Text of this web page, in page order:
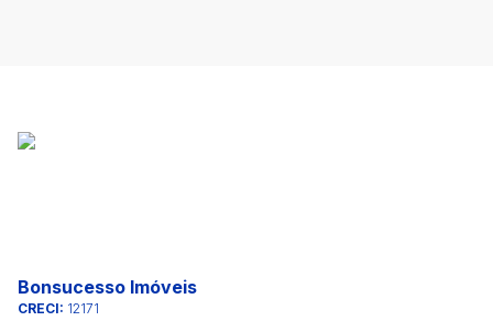
Bonsucesso Imóveis
CRECI: 12171